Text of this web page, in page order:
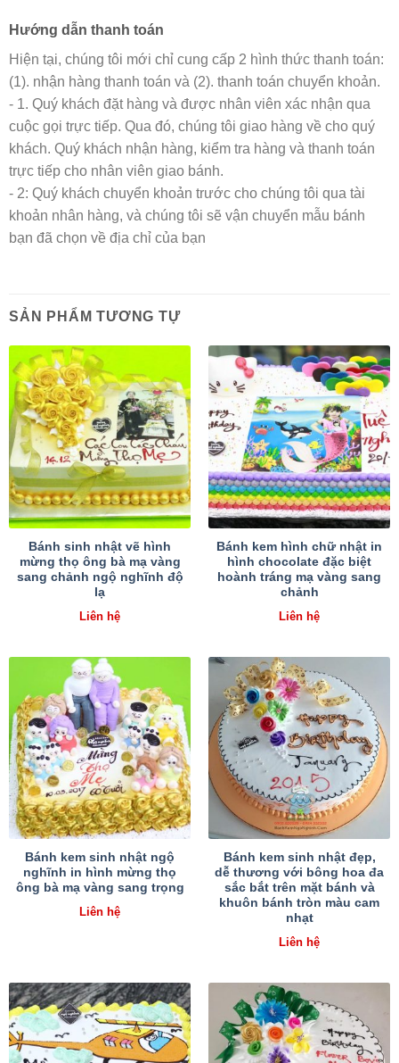
Hướng dẫn thanh toán
Hiện tại, chúng tôi mới chỉ cung cấp 2 hình thức thanh toán:
(1). nhận hàng thanh toán và (2). thanh toán chuyển khoản.
- 1. Quý khách đặt hàng và được nhân viên xác nhận qua
cuộc gọi trực tiếp. Qua đó, chúng tôi giao hàng về cho quý
khách. Quý khách nhận hàng, kiểm tra hàng và thanh toán
trực tiếp cho nhân viên giao bánh.
- 2: Quý khách chuyển khoản trước cho chúng tôi qua tài
khoản nhân hàng, và chúng tôi sẽ vận chuyển mẫu bánh
bạn đã chọn về địa chỉ của bạn
SẢN PHẨM TƯƠNG TỰ
Bánh sinh nhật vẽ hình
mừng thọ ông bà mạ vàng
sang chảnh ngộ nghĩnh độ
lạ
Liên hệ
Bánh kem hình chữ nhật in
hình chocolate đặc biệt
hoành tráng mạ vàng sang
chảnh
Liên hệ
Bánh kem sinh nhật ngộ
nghĩnh in hình mừng thọ
ông bà mạ vàng sang trọng
Liên hệ
Bánh kem sinh nhật đẹp,
dễ thương với bông hoa đa
sắc bắt trên mặt bánh và
khuôn bánh tròn màu cam
nhạt
Liên hệ